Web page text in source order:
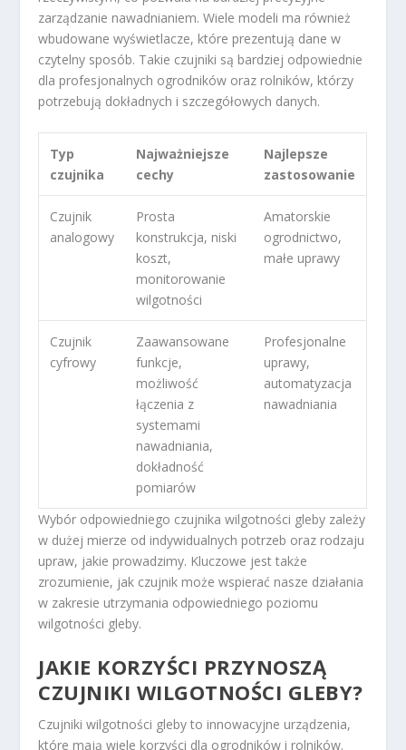
zarządzanie nawadnianiem. Wiele modeli ma również
wbudowane wyświetlacze, które prezentują dane w
czytelny sposób. Takie czujniki są bardziej odpowiednie
dla profesjonalnych ogrodników oraz rolników, którzy
potrzebują dokładnych i szczegółowych danych.
Typ
czujnika
Najważniejsze
cechy
Najlepsze
zastosowanie
Czujnik
analogowy
Prosta
konstrukcja, niski
koszt,
monitorowanie
wilgotności
Amatorskie
ogrodnictwo,
małe uprawy
Czujnik
cyfrowy
Zaawansowane
funkcje,
możliwość
łączenia z
systemami
nawadniania,
dokładność
pomiarów
Profesjonalne
uprawy,
automatyzacja
nawadniania
Wybór odpowiedniego czujnika wilgotności gleby zależy
w dużej mierze od indywidualnych potrzeb oraz rodzaju
upraw, jakie prowadzimy. Kluczowe jest także
zrozumienie, jak czujnik może wspierać nasze działania
w zakresie utrzymania odpowiedniego poziomu
wilgotności gleby.
JAKIE KORZYŚCI PRZYNOSZĄ
CZUJNIKI WILGOTNOŚCI GLEBY?
Czujniki wilgotności gleby to innowacyjne urządzenia,
które mają wiele korzyści dla ogrodników i rolników.